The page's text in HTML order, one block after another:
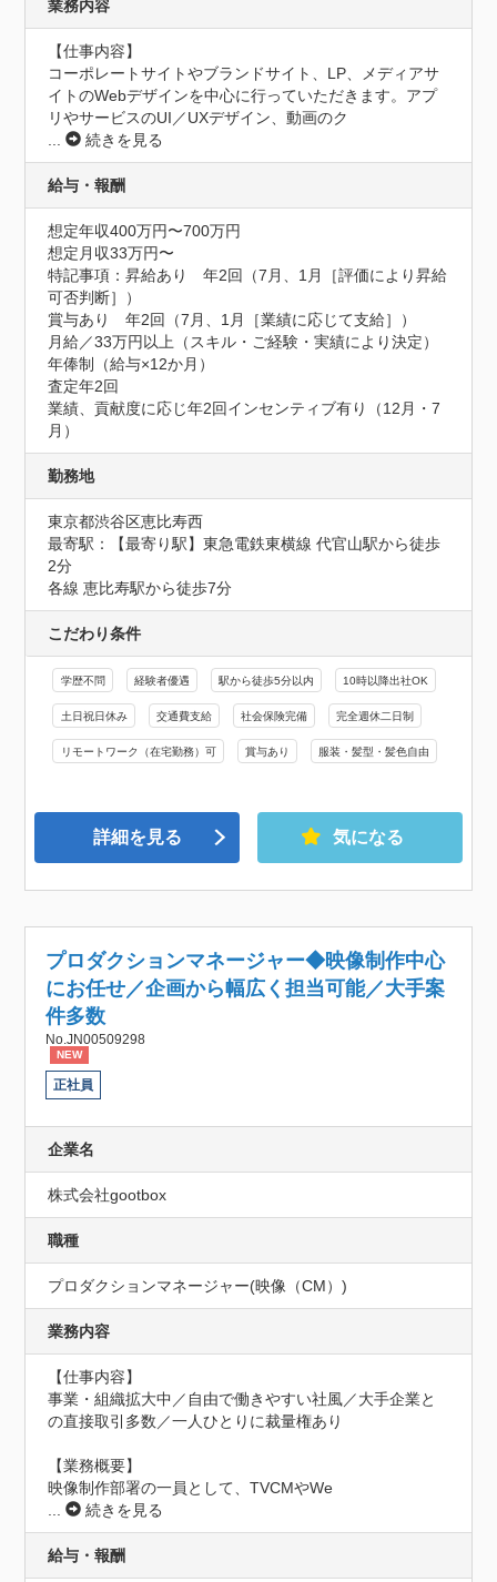
業務内容
【仕事内容】
コーポレートサイトやブランドサイト、LP、メディアサ
イトのWebデザインを中心に行っていただきます。アプ
リやサービスのUI／UXデザイン、動画のク
...
続きを見る
給与・報酬
想定年収400万円〜700万円
想定月収33万円〜
特記事項：昇給あり　年2回（7月、1月［評価により昇給
可否判断］）
賞与あり　年2回（7月、1月［業績に応じて支給］）
月給／33万円以上（スキル・ご経験・実績により決定）
年俸制（給与×12か月）
査定年2回
業績、貢献度に応じ年2回インセンティブ有り（12月・7
月）
勤務地
東京都渋谷区恵比寿西
最寄駅：【最寄り駅】東急電鉄東横線 代官山駅から徒歩
2分
各線 恵比寿駅から徒歩7分
こだわり条件
学歴不問 経験者優遇 駅から徒歩5分以内 10時以降出社OK
土日祝日休み 交通費支給 社会保険完備 完全週休二日制
リモートワーク（在宅勤務）可 賞与あり 服装・髪型・髪色自由
詳細を見る 気になる
プロダクションマネージャー◆映像制作中心
にお任せ／企画から幅広く担当可能／大手案
件多数
No.JN00509298
NEW
正社員
企業名
株式会社gootbox
職種
プロダクションマネージャー(映像（CM）)
業務内容
【仕事内容】
事業・組織拡大中／自由で働きやすい社風／大手企業と
の直接取引多数／一人ひとりに裁量権あり
【業務概要】
映像制作部署の一員として、TVCMやWe
...
続きを見る
給与・報酬